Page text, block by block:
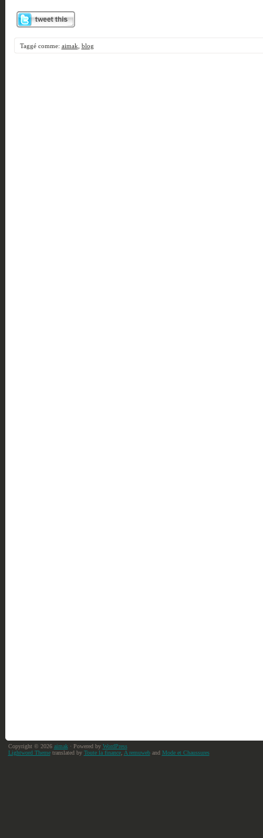
Taggé comme: aimak blog
Copyright © 2026 aimak· Powered by WordPress
Lightword Themetranslated by Toute la finance, A remuweband Mode et Chaussures